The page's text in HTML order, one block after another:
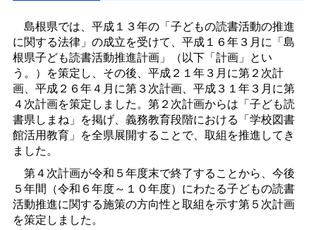
島根県では、平成１３年の「子どもの読書活動の推進
に関する法律」の成立を受けて、平成１６年３月に「島
根県子ども読書活動推進計画」（以下「計画」とい
う。）を策定し、その後、平成２１年３月に第２次計
画、平成２６年４月に第３次計画、平成３１年３月に第
４次計画を策定しました。第２次計画からは「子ども読
書県しまね」を掲げ、義務教育段階における「学校図書
館活用教育」を全県展開することで、取組を推進してき
ました。
第４次計画が令和５年度末で終了することから、今後
５年間（令和６年度～１０年度）にわたる子どもの読書
活動推進に関する施策の方向性と取組を示す第５次計画
を策定しました。